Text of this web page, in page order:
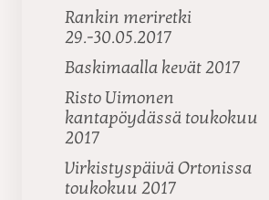
Rankin meriretki
29.-30.05.2017
Baskimaalla kevät 2017
Risto Uimonen
kantapöydässä toukokuu
2017
Virkistyspäivä Ortonissa
toukokuu 2017